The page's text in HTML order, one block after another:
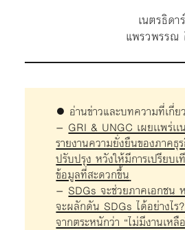
เนตรธิด
แพรวพรรณ
● อ่านข่าวและบทความที่เกี่ย
– GRI & UNGC เผยเเพร่เเ
รายงานความยั่งยืนของภาคธุ
ปรับปรุง หวังให้มีการเปรียบเ
ข้อมูลที่สะดวกขึ้น
– SDGs จะช่วยภาคเอกชน
จะผลักดัน SDGs ได้อย่างไร
จากตระหนักว่า “ไม่มีงานเหลื